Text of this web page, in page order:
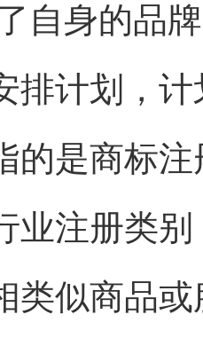
自身的品
排计划，
的是商标
业注册类
类似商品